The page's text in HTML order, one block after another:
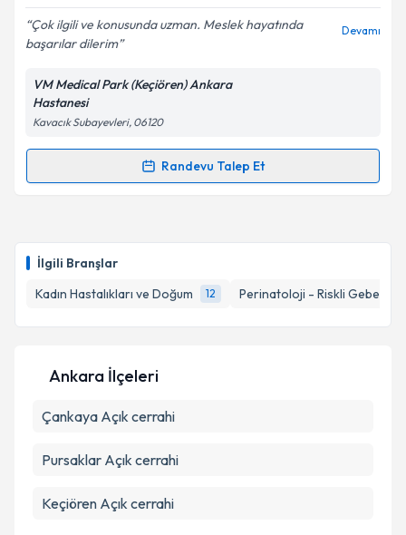
İlgili Branşlar
Kadın Hastalıkları ve Doğum
12 Perinatoloji - Riskli Gebelikler
Kişisel verilerimin işlenmesine ilişkin
Metni
kapsamda işlenmesini kabul ediyorum.
Takvim Talebini Gönder
Çok ilgili ve konusunda uzman. Meslek hayatında
başarılar dilerim
Devamı
VM Medical Park (Keçiören) Ankara
Hastanesi
Kavacık Subayevleri, 06120
Randevu Talep Et
Randevu Takvimi Talebi
için bir takvim hazırlandığında e-posta ile
bilgilendireceğiz.
E-posta Adresiniz
Kişisel verilerimin işlenmesine ilişkin
kapsamda işlenmesini kabul ediyorum.
Takvim Talebini Gönder
Ankara İlçeleri
Çankaya Açık cerrahi
Pursaklar Açık cerrahi
Keçiören Açık cerrahi